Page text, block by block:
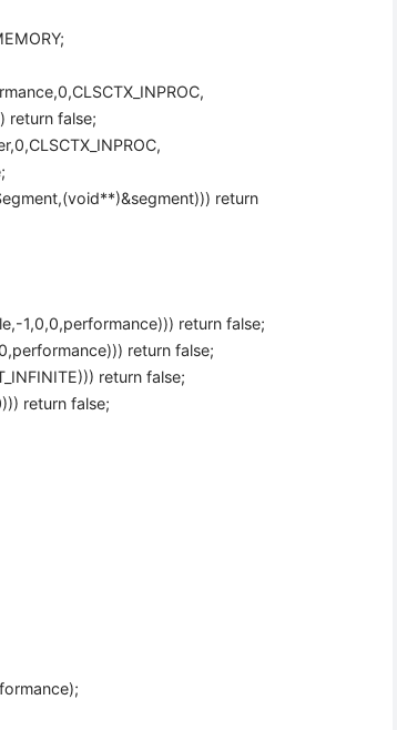
return false;
return
1,0,0,performance))) return false;
return false;
return false;
return false;